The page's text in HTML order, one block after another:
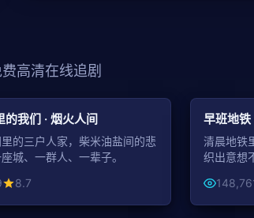
高清在线追剧
的我们 · 烟火人间
的三户人家，柴米油盐间的悲
城、一群人、一辈子。
8.7
都市
早班地铁
清晨地铁
织出意想
99:29